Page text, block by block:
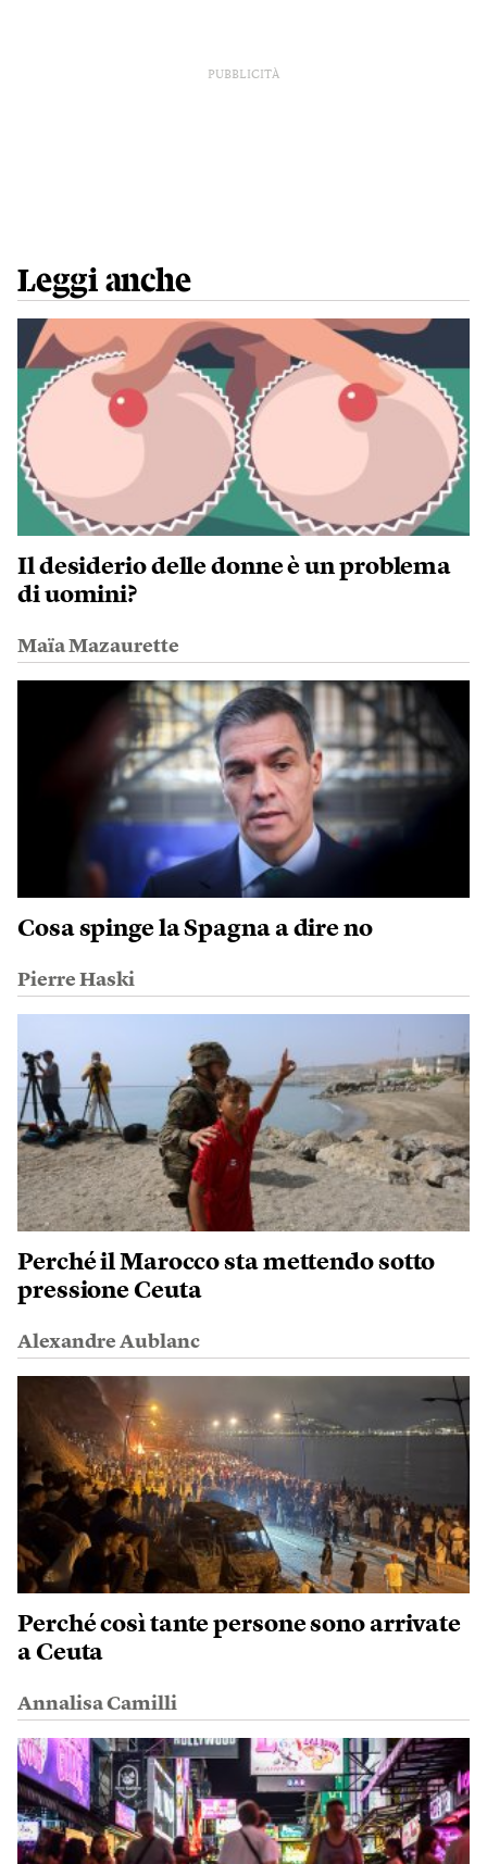
PUBBLICITÀ
Leggi anche
Il desiderio delle donne è un problema
di uomini?
Maïa Mazaurette
Cosa spinge la Spagna a dire no
Pierre Haski
Perché il Marocco sta mettendo sotto
pressione Ceuta
Alexandre Aublanc
Perché così tante persone sono arrivate
a Ceuta
Annalisa Camilli